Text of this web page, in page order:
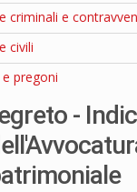
criminali e
civili
pregoni
-